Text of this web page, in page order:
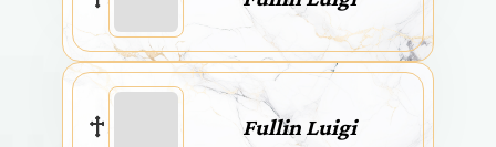
Fullin Luigi